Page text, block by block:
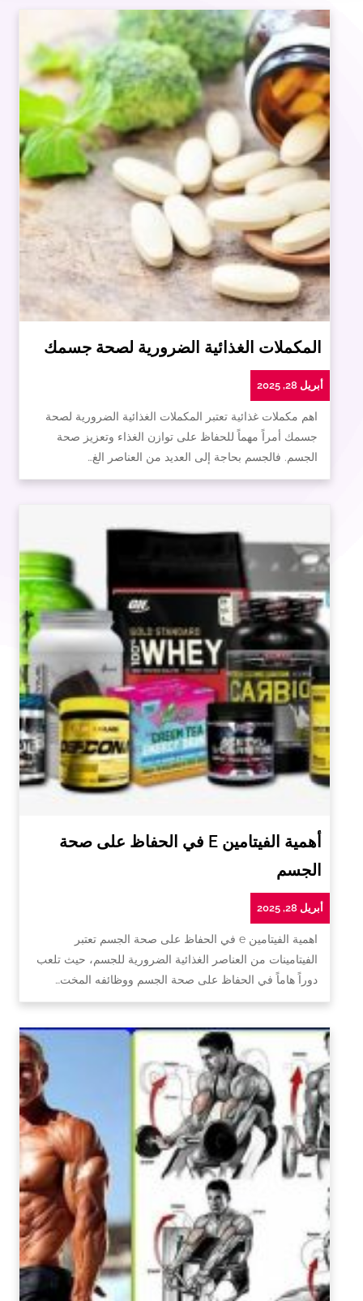
المكملات الغذائية الضرورية لصحة جسمك
أبريل 28, 2025
اهم مكملات غذائية تعتبر المكملات الغذائية الضرورية لصحة
جسمك أمراً مهماً للحفاظ على توازن الغذاء وتعزيز صحة
الجسم. فالجسم بحاجة إلى العديد من العناصر الغ…
أهمية الفيتامين E في الحفاظ على صحة
الجسم
أبريل 28, 2025
اهمية الفيتامين e في الحفاظ على صحة الجسم تعتبر
الفيتامينات من العناصر الغذائية الضرورية للجسم، حيث تلعب
دوراً هاماً في الحفاظ على صحة الجسم ووظائفه المخت…